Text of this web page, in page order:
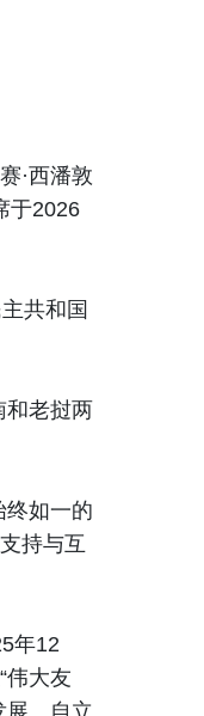
·西潘敦
于2026
共和国
和老挝两
终如一的
持与互
年12
伟大友
展、自立